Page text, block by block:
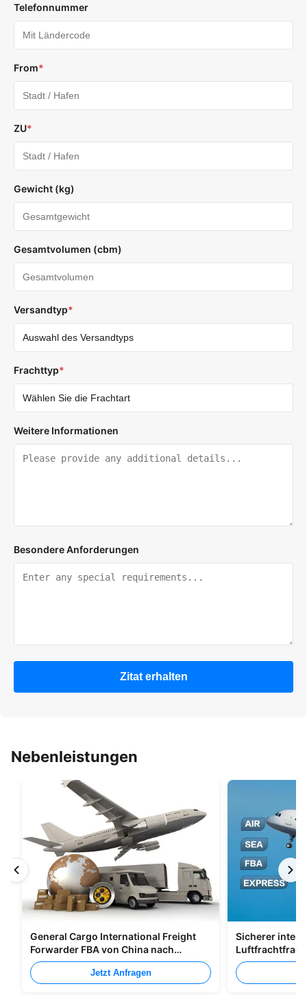
Telefonnummer
From*
ZU*
Gewicht (kg)
Gesamtvolumen (cbm)
Versandtyp*
Frachttyp*
Weitere Informationen
Besondere Anforderungen
Zitat erhalten
Nebenleistungen
General Cargo International Freight
Forwarder FBA von China nach
Großbritannien Italien Portugal
Jetzt Anfragen
Sicherer
Shenzhen